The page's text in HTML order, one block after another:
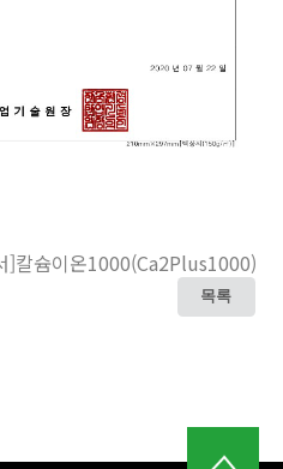
]칼슘이온1000(Ca2Plus1000)
목록